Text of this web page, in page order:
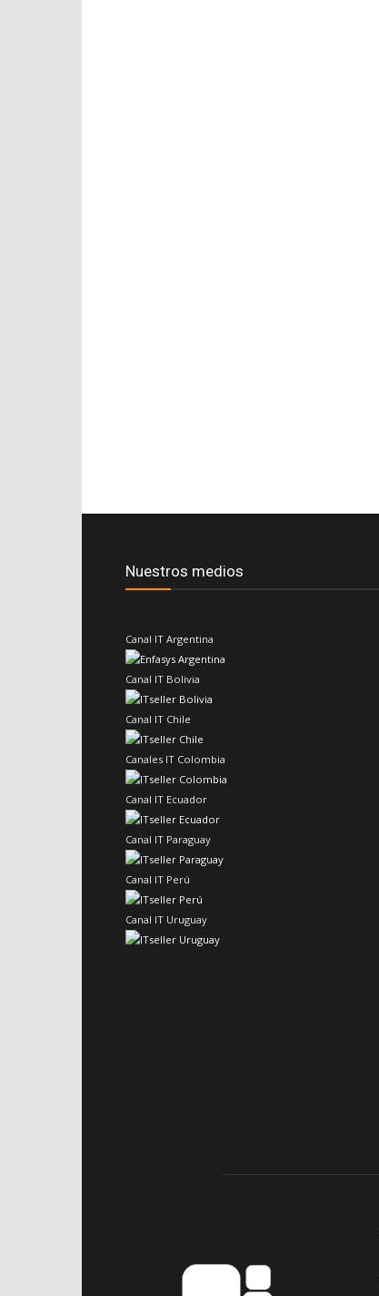
Nuestros medios
Canal IT Argentina
Canal IT Bolivia
Canal IT Chile
Canales IT Colombia
Canal IT Ecuador
Canal IT Paraguay
Canal IT Perú
Canal IT Uruguay